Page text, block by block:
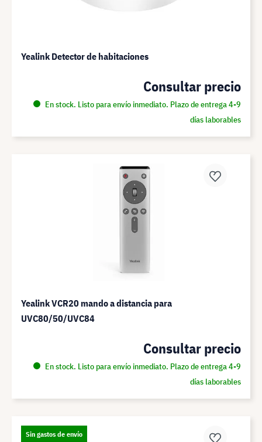
Yealink Detector de habitaciones
Consultar precio
En stock. Listo para envío inmediato. Plazo de entrega 4-9
días laborables
Yealink VCR20 mando a distancia para
UVC80/50/UVC84
Consultar precio
En stock. Listo para envío inmediato. Plazo de entrega 4-9
días laborables
Sin gastos de envío